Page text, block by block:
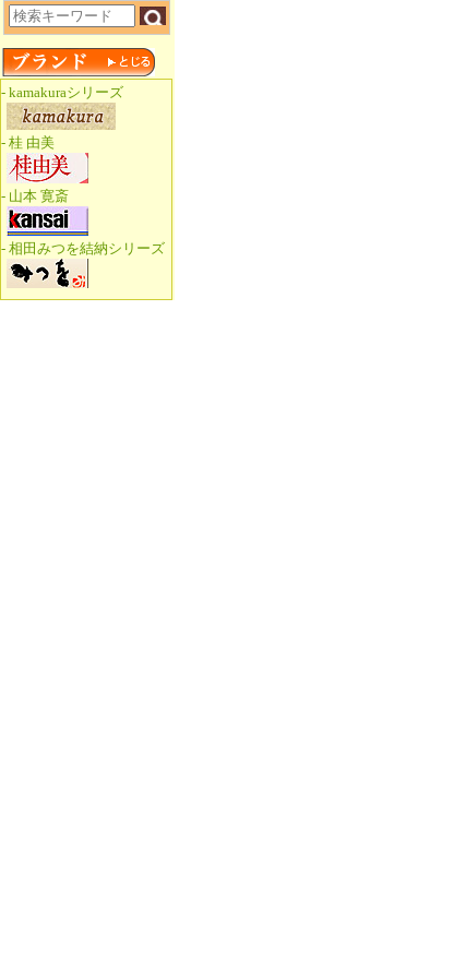
- kamakuraシリーズ
- 桂 由美
- 山本 寛斎
- 相田みつを結納シリーズ